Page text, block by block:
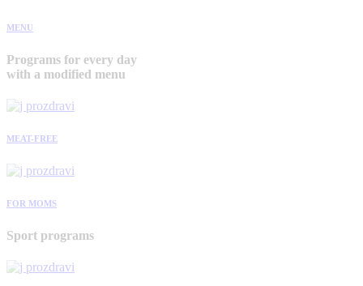
MENU
Programs for every day
with a modified menu
MEAT-FREE
FOR MOMS
Sport programs